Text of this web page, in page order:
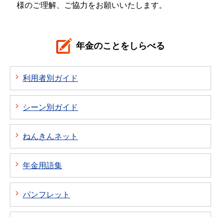
様のご理解、ご協力をお願いいたします。
年金のことをしらべる
利用者別ガイド
シーン別ガイド
ねんきんネット
年金用語集
パンフレット